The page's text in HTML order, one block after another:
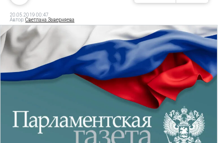
20.05.2019 00:47
Автор:Светлана Заверняева